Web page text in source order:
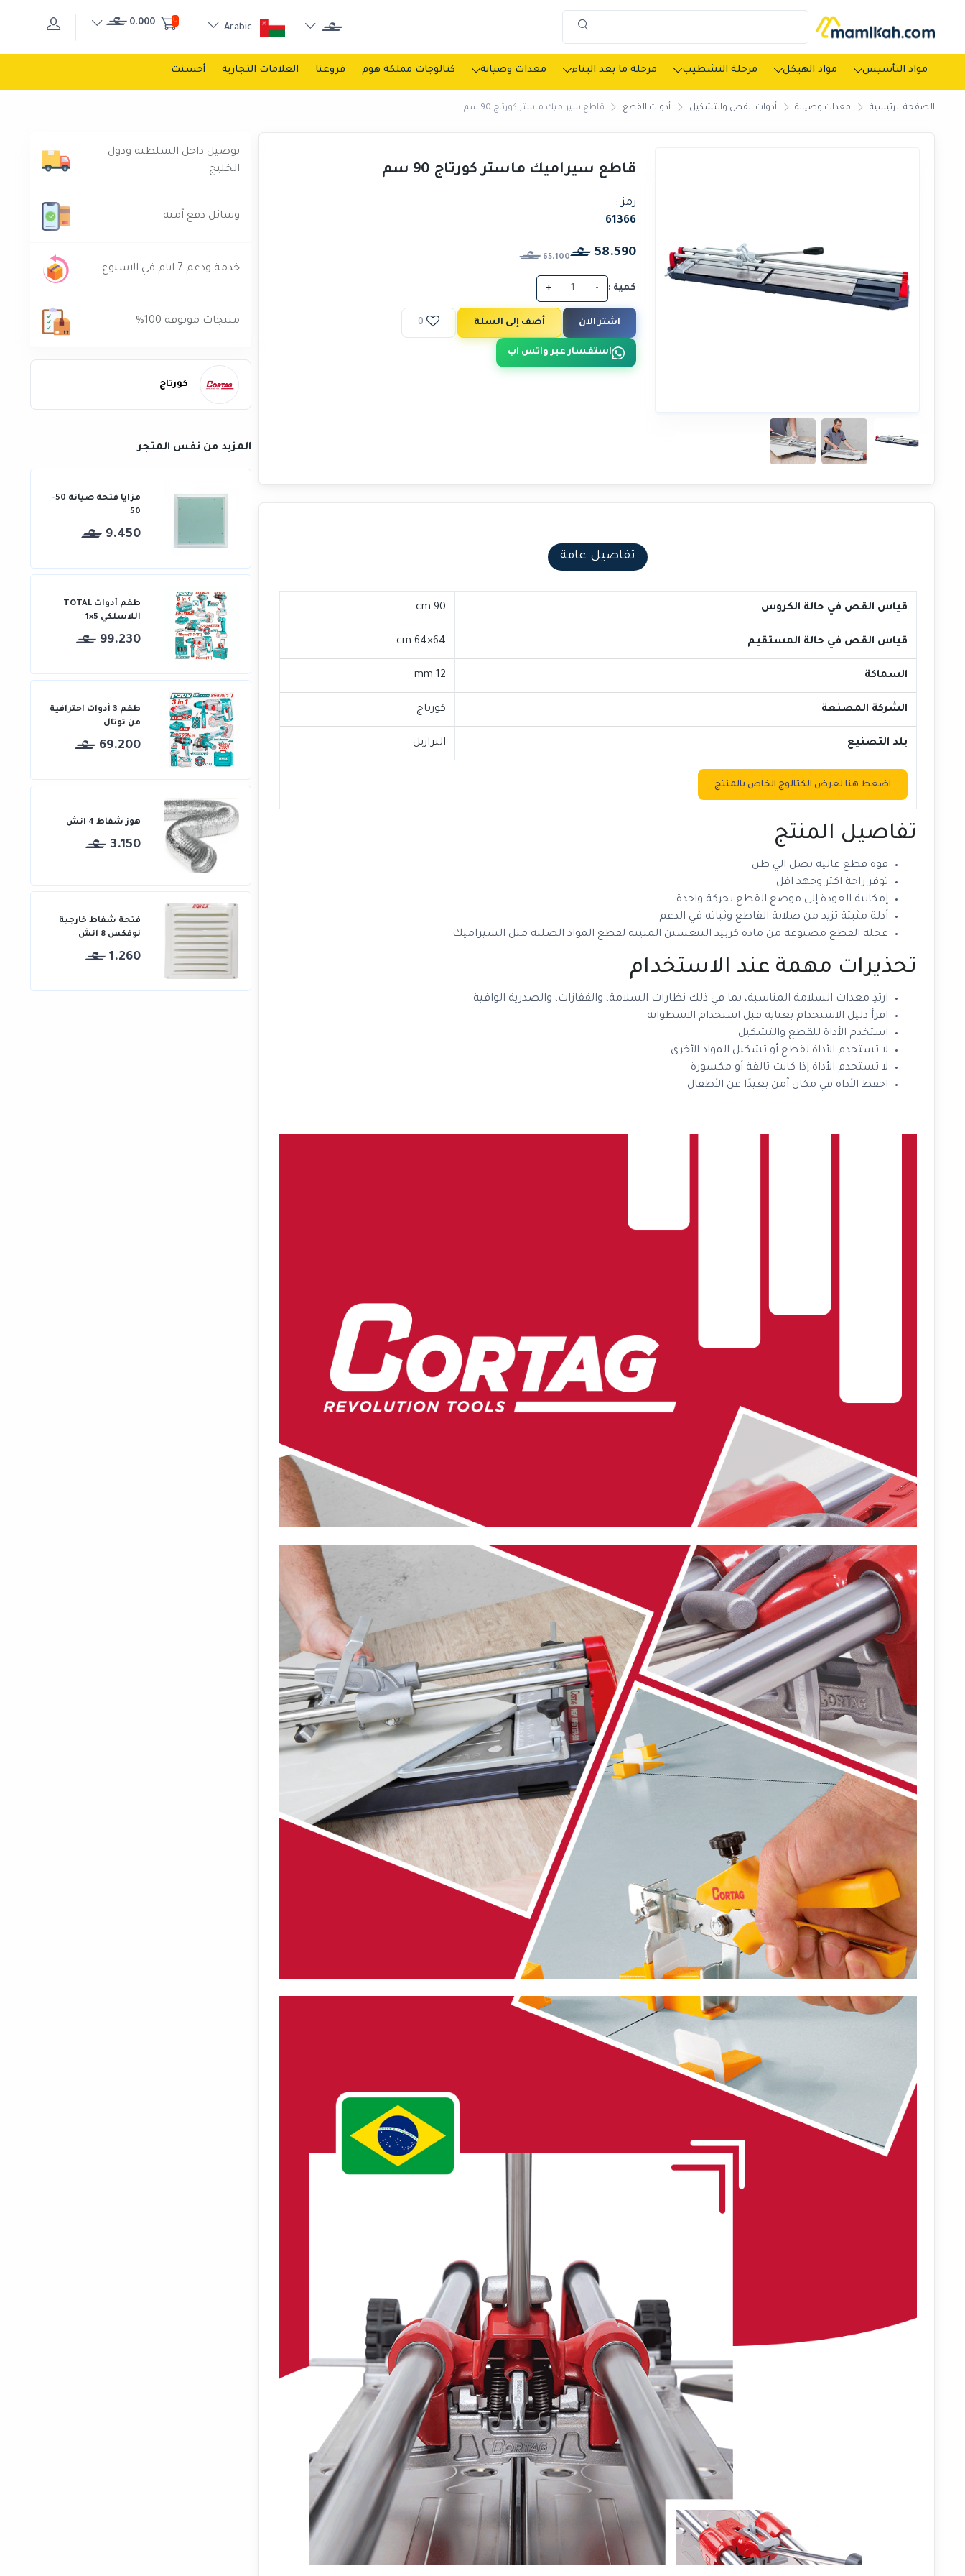
0
0.000
مواد التأسيس مواد الهيكل مرحلة التشطيب مرحلة ما بعد البناء معدات وصيانة كتالوجات مملكة هوم فروعنا العلامات التجارية أحسنت
الصفحة الرئيسية معدات وصيانة أدوات القص والتشكيل أدوات القطع قاطع سيراميك ماستر كورتاج 90 سم
قاطع سيراميك ماستر كورتاج 90 سم
رمز :
61366
58.590
65.100
كمية : -
+
اشتر الآن أضف إلى السلة 0
استفسار عبر واتس اب
تفاصيل عامة
قياس القص في حالة الكروس 90 cm
قياس القص في حالة المستقيم 64×64 cm
السماكة 12 mm
الشركة المصنعة كورتاج
بلد التصنيع البرازيل
اضغط هنا لعرض الكتالوج الخاص بالمنتج
تفاصيل المنتج
قوة قطع عالية تصل الي طن
توفر راحة اكثر وجهد اقل
إمكانية العودة إلى موضع القطع بحركة واحدة
أدلة مثبتة تزيد من صلابة القاطع وثباته في الدعم
عجلة القطع مصنوعة من مادة كربيد التنغستن المتينة لقطع المواد الصلبة مثل السيراميك
تحذيرات مهمة عند الاستخدام
ارتدِ معدات السلامة المناسبة، بما في ذلك نظارات السلامة، والقفازات، والصدرية الواقية
اقرأ دليل الاستخدام بعناية قبل استخدام الاسطوانة
استخدم الأداة للقطع والتشكيل
لا تستخدم الأداة لقطع أو تشكيل المواد الأخرى
لا تستخدم الأداة إذا كانت تالفة أو مكسورة
احفظ الأداة في مكان آمن بعيدًا عن الأطفال
توصيل داخل السلطنة ودول
الخليج
وسائل دفع آمنه
خدمة ودعم 7 ايام في الاسبوع
منتجات موثوقة 100%
كورتاج
المزيد من نفس المتجر
مزايا فتحة صيانة 50-
50
9.450
طقم أدوات TOTAL
اللاسلكي 5×1
99.230
طقم 3 أدوات احترافية
من توتال
69.200
هوز شفاط 4 انش
3.150
فتحة شفاط خارجية
نوفكس 8 انش
1.260